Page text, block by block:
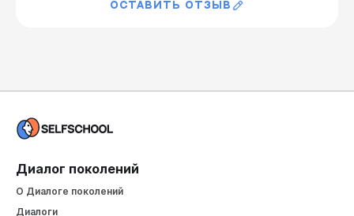
Оставить отзыв
Диалог поколений
О Диалоге поколений
Диалоги